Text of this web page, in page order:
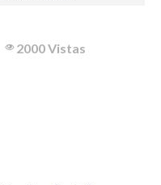
2000 Vistas